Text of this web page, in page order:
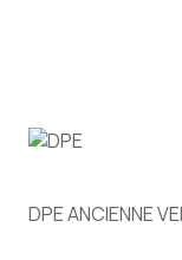
Bien soumis au
DPE ANCIENNE